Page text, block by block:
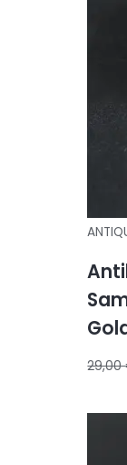
29,00